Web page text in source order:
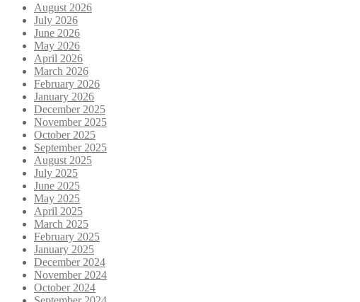
August 2026
July 2026
June 2026
May 2026
April 2026
March 2026
February 2026
January 2026
December 2025
November 2025
October 2025
September 2025
August 2025
July 2025
June 2025
May 2025
April 2025
March 2025
February 2025
January 2025
December 2024
November 2024
October 2024